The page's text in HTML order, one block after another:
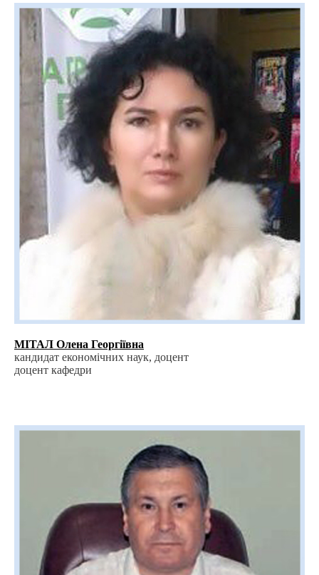
МІТАЛ Олена Георгіївна
кандидат економічних наук, доцент
доцент кафедри